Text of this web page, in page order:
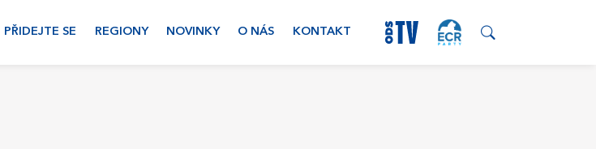
PŘIDEJTE SE REGIONY NOVINKY O NÁS KONTAKT